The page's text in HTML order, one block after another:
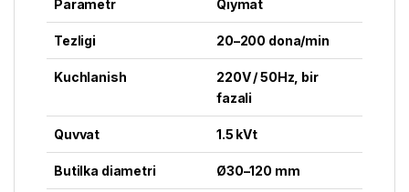
Parametr Qiymat
Tezligi 20–200 dona/min
Kuchlanish
220V / 50Hz, bir
fazali
Quvvat 1.5 kVt
Butilka diametri Ø30–120 mm